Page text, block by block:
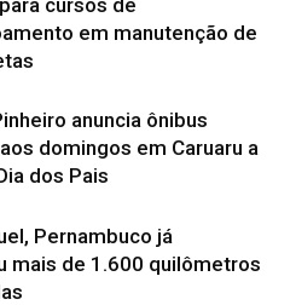
em manutenção de
anuncia ônibus
domingos em Caruaru a
dos Pais
Pernambuco já
mais de 1.600 quilômetros